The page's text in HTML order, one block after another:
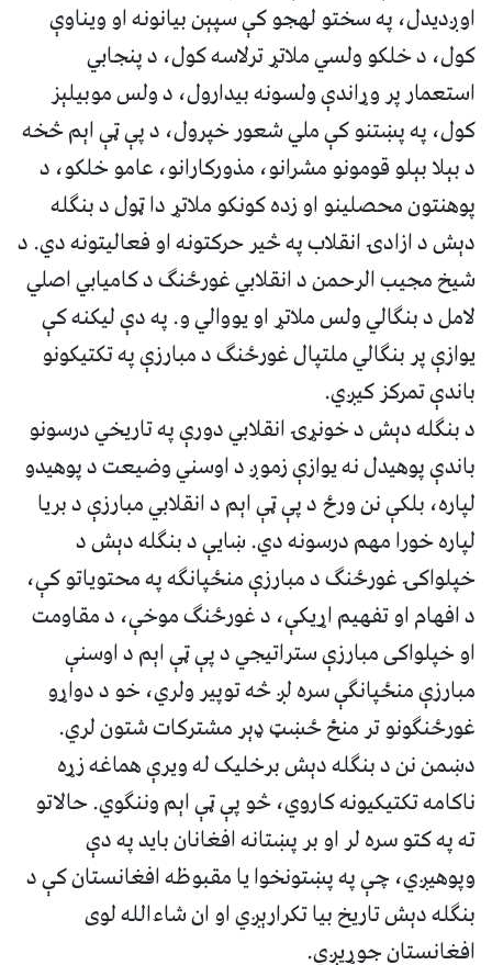
اوږدیدل، په سختو لهجو کې سپېن بیانونه او ویناوې
کول، د خلکو ولسي ملاتړ ترلاسه کول، د پنجابي
استعمار پر وړاندې ولسونه بیدارول، د ولس موبیلېز
کول، په پښتنو کې ملي شعور خپرول، د پې ټې اېم څخه
د بېلا بېلو قومونو مشرانو، مذورکارانو، عامو خلکو، د
پوهنتون محصلینو او زده کونکو ملاتړ دا ټول د بنګله
دېش د ازادۍ انقلاب په څیر حرکتونه او فعالیتونه دي. د
شیخ مجیب الرحمن د انقلابي غورځنګ د کامیابي اصلي
لامل د بنګالي ولس ملاتړ او یووالي و. په دې لیکنه کې
یوازې پر بنګالي ملتپال غورځنګ د مبارزې په تکتیکونو
باندې تمرکز کیږي.
د بنګله دېش د خونړۍ انقلابي دورې په تاریخي درسونو
باندې پوهیدل نه یوازې زموږ د اوسني وضیعت د پوهیدو
لپاره، بلکې نن ورځ د پې ټې اېم د انقلابي مبارزې د بریا
لپاره خورا مهم درسونه دي. ښایې د بنګله دېش د
خپلواکۍ غورځنګ د مبارزې منځپانګه په محتویاتو کې،
د افهام او تفهیم اړیکې، د غورځنګ موخې، د مقاومت
او خپلواکی مبارزې ستراتیجي د پې ټې اېم د اوسنې
مبارزې منځپانګې سره لږ څه توپیر ولري، خو د دواړو
غورځنګونو تر منځ ځښټ ډېر مشترکات شتون لري.
دښمن نن د بنګله دېش برخلیک له ویرې هماغه زړه
ناکامه تکتیکیونه کاروي، څو پې ټې اېم وننګوي. حالاتو
ته په کتو سره لر او بر پښتانه افغانان باید په دې
وپوهیږي، چې په پښتونخوا یا مقبوظه افغانستان کې د
بنګله دېش تاریخ بیا تکرارېږي او ان شاءالله لوی
افغانستان جوړیږي.